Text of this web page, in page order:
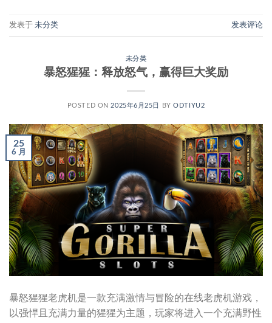
发表于 未分类 发表评论
未分类
暴怒猩猩：释放怒气，赢得巨大奖励
POSTED ON 2025年6月25日 BYODTIYU2
25
6 月
暴怒猩猩老虎机是一款充满激情与冒险的在线老虎机游戏，
以强悍且充满力量的猩猩为主题，玩家将进入一个充满野性